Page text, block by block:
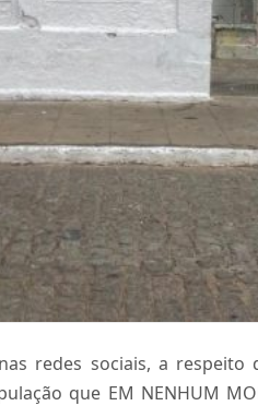
redes sociais, a respeito
que EM NENHUM